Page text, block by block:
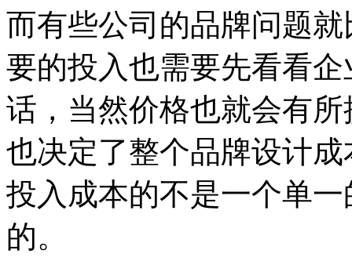
而有些公司的品牌问题
要的投入也需要先看看
话，当然价格也就会有
也决定了整个品牌设计
投入成本的不是一个单
的。